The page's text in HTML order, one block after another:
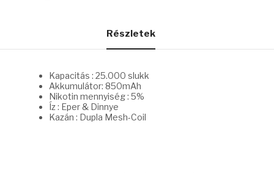
Részletek
Kapacitás : 25.000 slukk
Akkumulátor: 850mAh
Nikotin mennyiség : 5%
Íz : Eper & Dinnye
Kazán : Dupla Mesh-Coil